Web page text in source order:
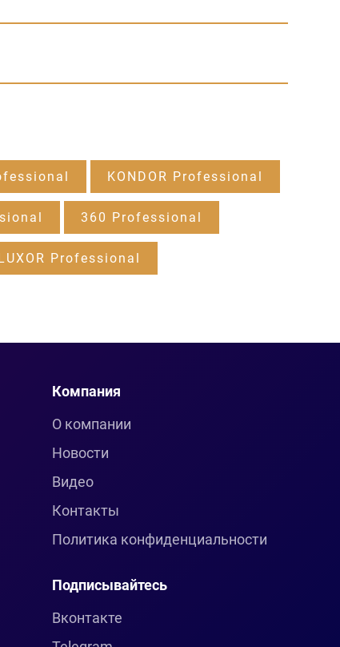
KONDOR Professional
360 Professional
Professional
Компания
О компании
Новости
Видео
Контакты
Политика конфиденциальности
Подписывайтесь
Вконтакте